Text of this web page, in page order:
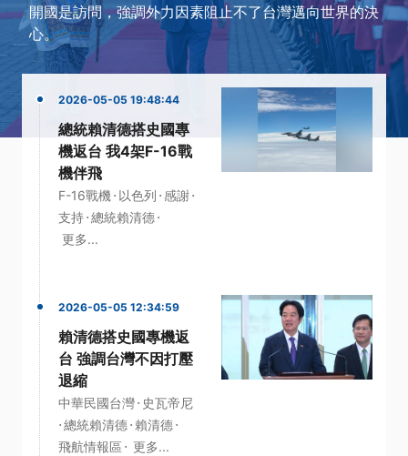
開國是訪問，強調外力因素阻止不了台灣邁向世界的決
心。
2026-05-05 19:48:44
總統賴清德搭史國專
機返台 我4架F-16戰
機伴飛
F-16戰機 · 以色列 · 感謝·
支持·總統賴清德·
更多...
2026-05-05 12:34:59
賴清德搭史國專機返
台 強調台灣不因打壓
退縮
中華民國台灣· 史瓦帝尼
·總統賴清德· 賴清德·
飛航情報區 · 更多...